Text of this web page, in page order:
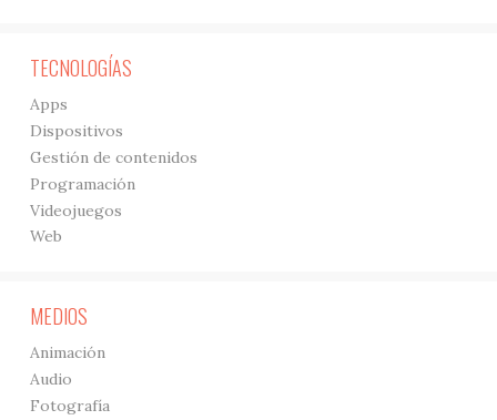
TECNOLOGÍAS
Apps
Dispositivos
Gestión de contenidos
Programación
Videojuegos
Web
MEDIOS
Animación
Audio
Fotografía